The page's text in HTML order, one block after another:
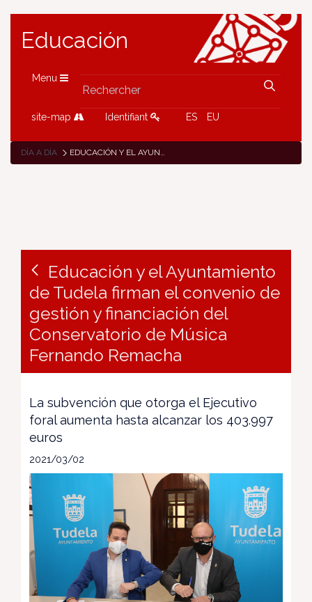
Educación
Menu
site-map Identifiant ES EU
DÍA A DÍA EDUCACIÓN Y EL AYUNTAMIENTO DE TUDELA FIRMAN EL CONVENIO DE GESTIÓN Y FINANCIACIÓN DEL CONSERVATORIO DE MÚSICA FERNANDO REMACHA
Educación y el Ayuntamiento
de Tudela firman el convenio de
gestión y financiación del
Conservatorio de Música
Fernando Remacha
La subvención que otorga el Ejecutivo
foral aumenta hasta alcanzar los 403.997
euros
2021/03/02